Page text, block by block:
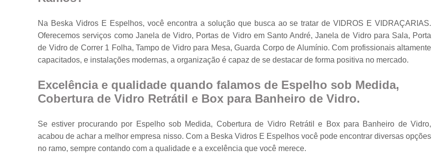
Portas de vidro
Portas em vidro
Tampos de
Vidros
temperados
Cobertura de Vidro
Cobertura
Divisória de
Divisória de Vidro
Divisória de Vidro
Divisória de Vidro
Na Beska Vidros E Espelhos, você encontra a solução que busca ao se tratar de VIDROS E VIDRAÇARIAS.
Oferecemos serviços como Janela de Vidro, Portas de Vidro em Santo André, Janela de Vidro para Sala, Porta
de Vidro de Correr 1 Folha, Tampo de Vidro para Mesa, Guarda Corpo de Alumínio. Com profissionais altamente
capacitados, e instalações modernas, a organização é capaz de se destacar de forma positiva no mercado.
Excelência e qualidade quando falamos de Espelho sob Medida,
Cobertura de Vidro Retrátil e Box para Banheiro de Vidro.
Se estiver procurando por Espelho sob Medida, Cobertura de Vidro Retrátil e Box para Banheiro de Vidro,
acabou de achar a melhor empresa nisso. Com a Beska Vidros E Espelhos você pode encontrar diversas opções
no ramo, sempre contando com a qualidade e a excelência que você merece.